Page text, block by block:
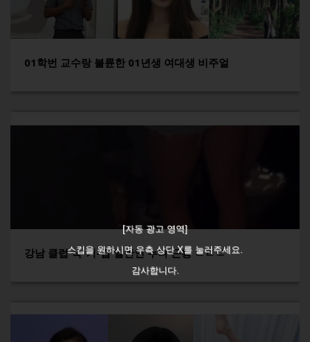
[자동 광고 영역]
스킵을 원하시면 우측 상단 X를 눌러주세요.
감사합니다.
01학번 교수랑 불륜한 01년생 여대생 비주얼
강남 클럽 색-기-갑 일반인 누나 근황 ㄷㄷㄷ